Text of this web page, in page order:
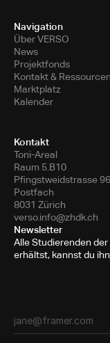
Navigation
Über VERSO
News
Projektfonds
Kontakt & Ressourcen
Marktplatz
Kalender
Kontakt
Toni-Areal
Raum 5.B10
Pfingstweidstrasse 96
Postfach
8031 Zürich
verso.info@zhdk.ch
Newsletter
Alle Studierenden
erhältst, kannst du